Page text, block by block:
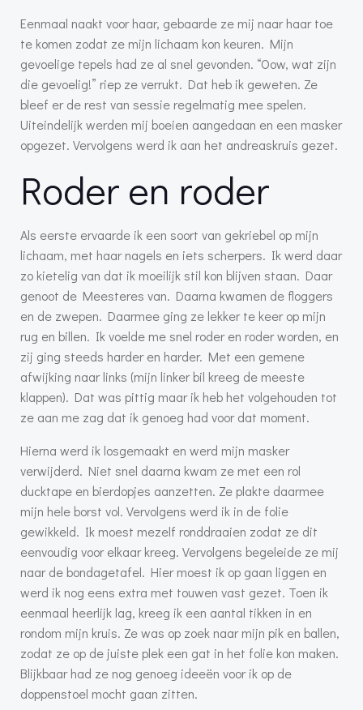
Eenmaal naakt voor haar, gebaarde ze mij naar haar toe
te komen zodat ze mijn lichaam kon keuren. Mijn
gevoelige tepels had ze al snel gevonden. “Oow, wat zijn
die gevoelig!” riep ze verrukt. Dat heb ik geweten. Ze
bleef er de rest van sessie regelmatig mee spelen.
Uiteindelijk werden mij boeien aangedaan en een masker
opgezet. Vervolgens werd ik aan het andreaskruis gezet.
Roder en roder
Als eerste ervaarde ik een soort van gekriebel op mijn
lichaam, met haar nagels en iets scherpers. Ik werd daar
zo kietelig van dat ik moeilijk stil kon blijven staan. Daar
genoot de Meesteres van. Daarna kwamen de floggers
en de zwepen. Daarmee ging ze lekker te keer op mijn
rug en billen. Ik voelde me snel roder en roder worden, en
zij ging steeds harder en harder. Met een gemene
afwijking naar links (mijn linker bil kreeg de meeste
klappen). Dat was pittig maar ik heb het volgehouden tot
ze aan me zag dat ik genoeg had voor dat moment.
Hierna werd ik losgemaakt en werd mijn masker
verwijderd. Niet snel daarna kwam ze met een rol
ducktape en bierdopjes aanzetten. Ze plakte daarmee
mijn hele borst vol. Vervolgens werd ik in de folie
gewikkeld. Ik moest mezelf ronddraaien zodat ze dit
eenvoudig voor elkaar kreeg. Vervolgens begeleide ze mij
naar de bondagetafel. Hier moest ik op gaan liggen en
werd ik nog eens extra met touwen vast gezet. Toen ik
eenmaal heerlijk lag, kreeg ik een aantal tikken in en
rondom mijn kruis. Ze was op zoek naar mijn pik en ballen,
zodat ze op de juiste plek een gat in het folie kon maken.
Blijkbaar had ze nog genoeg ideeën voor ik op de
doppenstoel mocht gaan zitten.